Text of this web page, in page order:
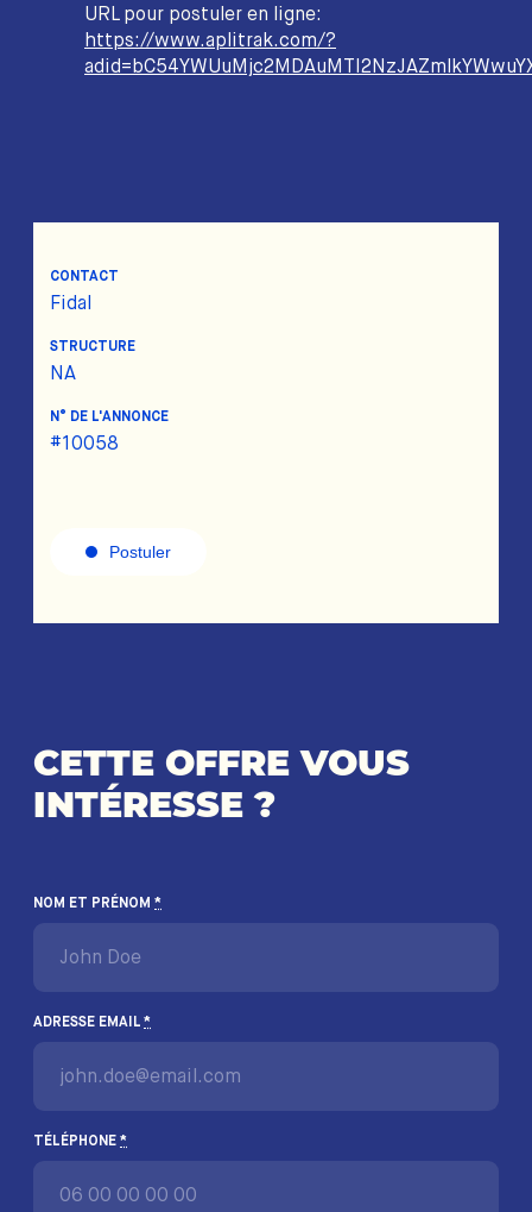
URL pour postuler en ligne:
https://www.aplitrak.com/?
CONTACT
Fidal
STRUCTURE
NA
N° DE L'ANNONCE
#10058
Postuler
CETTE OFFRE VOUS
INTÉRESSE ?
NOM ET PRÉNOM *
ADRESSE EMAIL *
TÉLÉPHONE *